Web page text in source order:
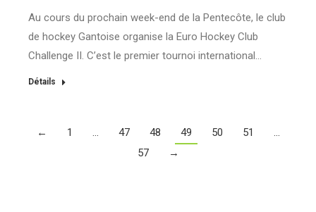
Au cours du prochain week-end de la Pentecôte, le club
de hockey Gantoise organise la Euro Hockey Club
Challenge II. C’est le premier tournoi international…
Détails
← 1 … 47 48 49 50 51
…
57
→